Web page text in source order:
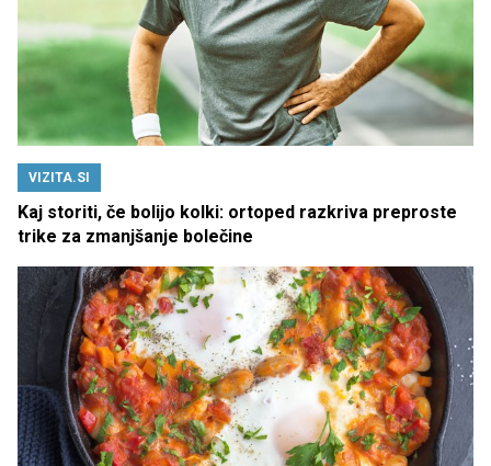
VIZITA.SI
Kaj storiti, če bolijo kolki: ortoped razkriva preproste
trike za zmanjšanje bolečine